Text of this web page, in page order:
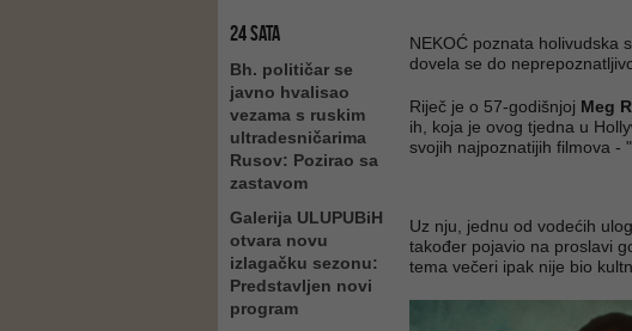
24 SATA
Bh. političar se
javno hvalisao
vezama s ruskim
ultradesničarima
Rusov: Pozirao sa
zastavom
Galerija ULUPUBiH
otvara novu
izlagačku sezonu:
Predstavljen novi
program
NEKOĆ poznata holivudska
dovela se do
Riječ je o 57-godišnjoj Meg
ih, koja je ovog tjedna u
svojih najpoznatijih filmova -
Uz nju, jednu od vodećih
također pojavio na proslavi
tema večeri ipak nije bio